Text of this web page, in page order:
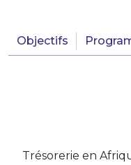
Objectifs
Trésorerie en